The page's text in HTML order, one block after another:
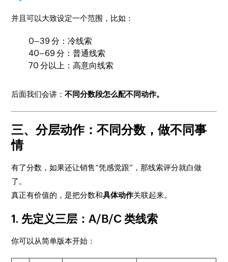
并且可以大致设定一个范围，比如：
0–39 分：冷线索
40–69 分：普通线索
70 分以上：高意向线索
后面我们会讲：不同分数段怎么配不同动作。
三、分层动作：不同分数，做不同事
情
有了分数，如果还让销售“凭感觉跟”，那线索评分就白做
了。
真正有价值的，是把分数和具体动作关联起来。
1. 先定义三层：A/B/C 类线索
你可以从简单版本开始：